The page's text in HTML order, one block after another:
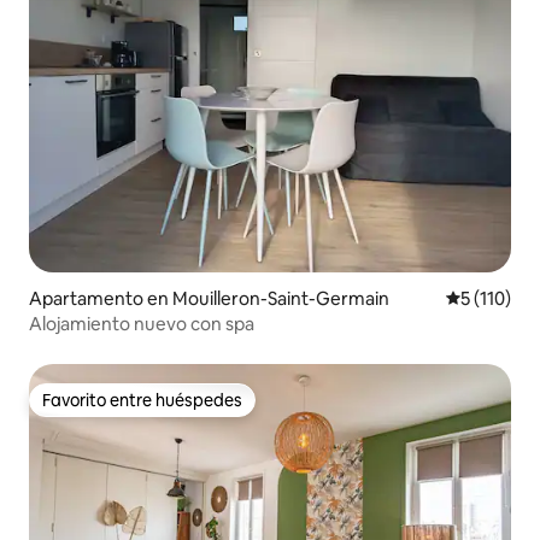
Apartamento en Mouilleron-Saint-Germain
5 (110)
Alojamiento nuevo con spa
Favorito entre huéspedes
Favorito entre huéspedes